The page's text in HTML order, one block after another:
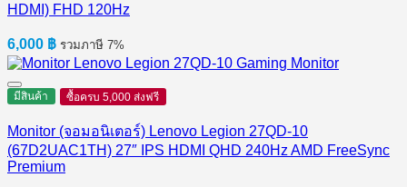
HDMI) FHD 120Hz
6,000 ฿ รวมภาษี 7%
มีสินค้า ซื้อครบ 5,000 ส่งฟรี
Monitor (จอมอนิเตอร์) Lenovo Legion 27QD-10
(67D2UAC1TH) 27″ IPS HDMI QHD 240Hz AMD FreeSync
Premium